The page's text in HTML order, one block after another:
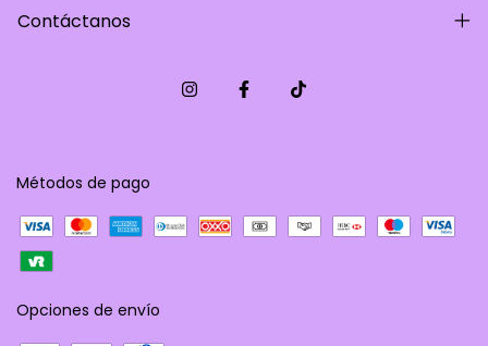
Contáctanos
Métodos de pago
Opciones de envío